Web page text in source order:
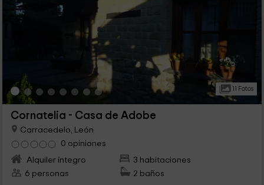
11 Fotos
Cornatelia - Casa de Adobe
Carracedelo, León
0 opiniones
Alquiler íntegro
3 habitaciones
6 personas
2 baños